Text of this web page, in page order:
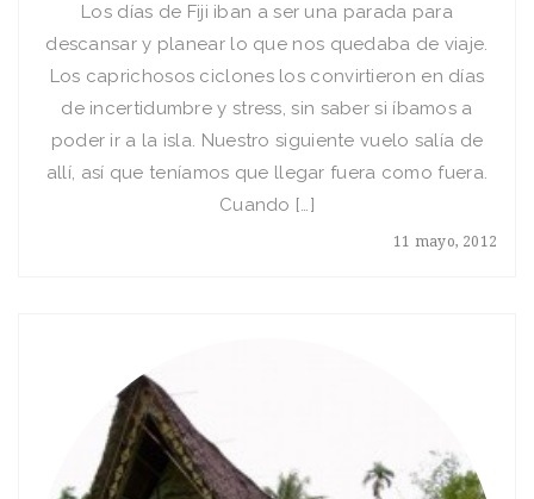
11 mayo, 2012
Los días de Fiji iban a ser una parada para
descansar y planear lo que nos quedaba de viaje.
Los caprichosos ciclones los convirtieron en días
de incertidumbre y stress, sin saber si íbamos a
poder ir a la isla. Nuestro siguiente vuelo salía de
allí, así que teníamos que llegar fuera como fuera.
Cuando […]